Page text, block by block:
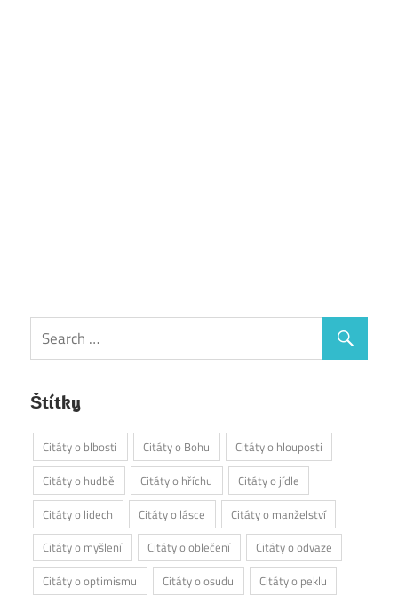
Štítky
Citáty o blbosti Citáty o Bohu
Citáty o hlouposti
Citáty o hudbě
Citáty o hříchu
Citáty o jídle
Citáty o lidech
Citáty o lásce
Citáty o manželství
Citáty o myšlení
Citáty o oblečení
Citáty o odvaze
Citáty o optimismu
Citáty o osudu Citáty o peklu